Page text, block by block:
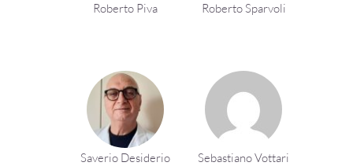
Roberto Piva Roberto Sparvoli
Saverio Desiderio Sebastiano Vottari